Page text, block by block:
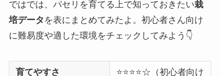
ではでは、パセリを育てる上で知っておきたい栽
培データ を表にまとめてみたよ。初心者さん向け
に難易度や適した環境をチェックしてみよう👇
育てやすさ
⭐⭐⭐⭐☆（初心者向け